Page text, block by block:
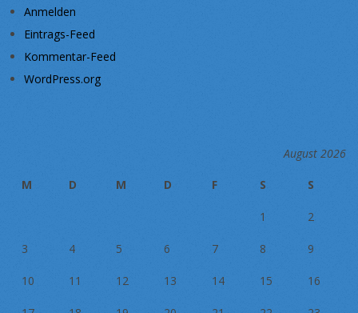
Anmelden
Eintrags-Feed
Kommentar-Feed
WordPress.org
August 2026
M D M D F S S
1 2
3 4 5 6 7 8 9
10 11 12 13 14 15 16